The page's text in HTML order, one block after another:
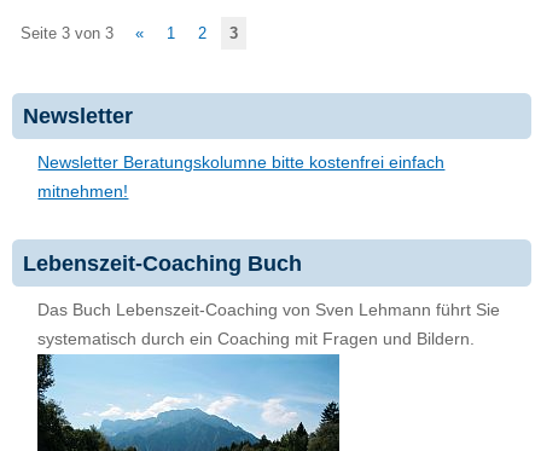
Seite 3 von 3 « 1 2 3
Newsletter
Newsletter Beratungskolumne bitte kostenfrei einfach
mitnehmen!
Lebenszeit-Coaching Buch
Das Buch Lebenszeit-Coaching von Sven Lehmann führt Sie
systematisch durch ein Coaching mit Fragen und Bildern.